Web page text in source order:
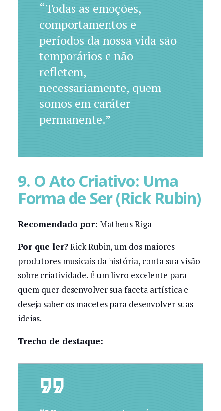
“Todas as emoções,
comportamentos e
períodos da nossa vida são
temporários e não
refletem,
necessariamente, quem
somos em caráter
permanente.”
9. O Ato Criativo: Uma
Forma de Ser (Rick Rubin)
Recomendado por: Matheus Riga
Por que ler?Rick Rubin, um dos maiores
produtores musicais da história, conta sua visão
sobre criatividade. É um livro excelente para
quem quer desenvolver sua faceta artística e
deseja saber os macetes para desenvolver suas
ideias.
Trecho de destaque: